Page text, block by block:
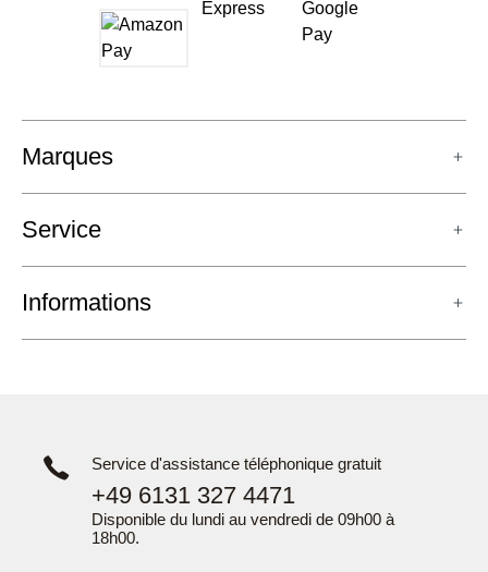
Marques
Service
Informations
Service d'assistance téléphonique gratuit
+49 6131 327 4471
Disponible du lundi au vendredi de 09h00 à
18h00.